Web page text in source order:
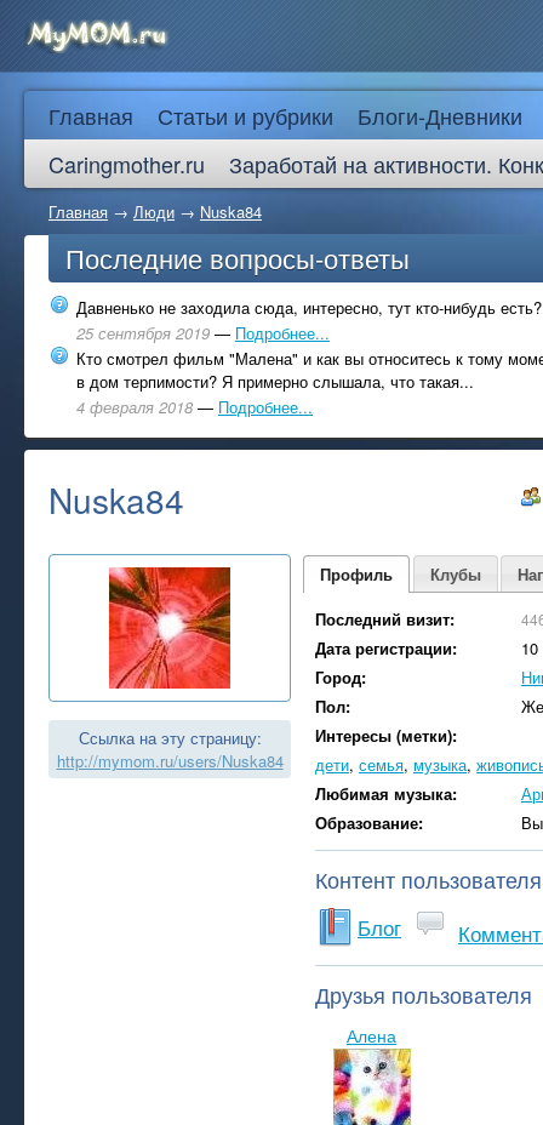
Главная Статьи и рубрики
Блоги-Дневники
Caringmother.ru
Заработай на активности.
Главная → Люди → Nuska84
Последние вопросы-ответы
Давненько не заходила сюда, интересно, тут кто-нибудь есть?
25 сентября 2019 — Подробнее...
Кто смотрел фильм "Малена" и как вы относитесь к тому
в дом терпимости? Я примерно слышала, что такая...
4 февраля 2018 — Подробнее...
Nuska84
Ссылка на эту страницу:
http://mymom.ru/users/Nuska84
Профиль Клубы
Последний визит:
Дата регистрации:
Город:
Пол:
Интересы (метки):
дети, семья, музыка,
Любимая музыка:
Образование:
Контент пользователя
Блог
Друзья пользователя
Алена